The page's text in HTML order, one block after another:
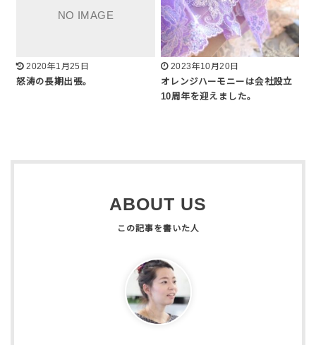
2020年1月25日
怒涛の長期出張。
2023年10月20日
オレンジハーモニーは会社設立
10周年を迎えました。
ABOUT US